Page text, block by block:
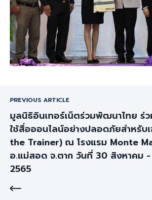
PREVIOUS ARTICLE
มูลนิธิอินเทอร์เน็ตร่วมพัฒนาไทย ร่
ใช้สื่อออนไลน์อย่างปลอดภัยสำหรับ
the Trainer) ณ โรงแรม Monte
อ.แม่สอด จ.ตาก วันที่ 30 สิงหาคม -
2565